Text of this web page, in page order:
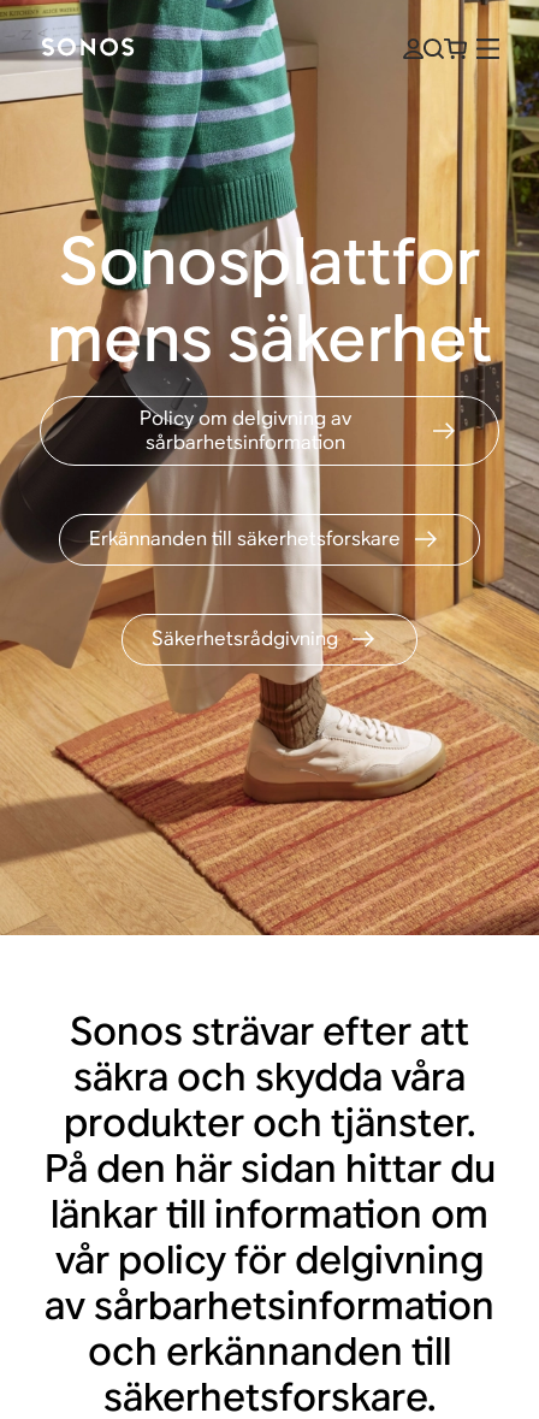
Sonosplattfor
mens säkerhet
Policy om delgivning av
sårbarhetsinformation
Erkännanden till säkerhetsforskare
Säkerhetsrådgivning
Sonos strävar efter att
säkra och skydda våra
produkter och tjänster.
På den här sidan hittar du
länkar till information om
vår policy för delgivning
av sårbarhetsinformation
och erkännanden till
säkerhetsforskare.